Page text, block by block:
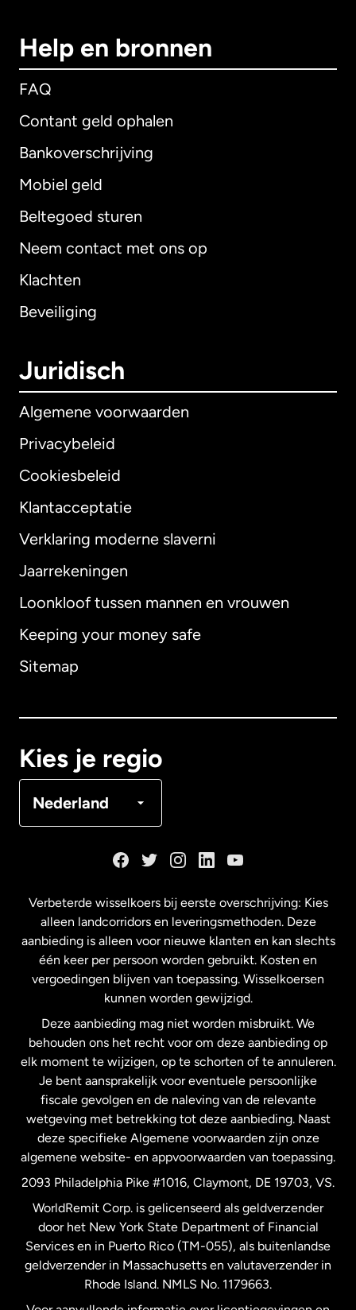
Help en bronnen
FAQ
Contant geld ophalen
Bankoverschrijving
Mobiel geld
Beltegoed sturen
Neem contact met ons op
Klachten
Beveiliging
Juridisch
Algemene voorwaarden
Privacybeleid
Cookiesbeleid
Klantacceptatie
Verklaring moderne slaverni
Jaarrekeningen
Loonkloof tussen mannen en vrouwen
Keeping your money safe
Sitemap
Kies je regio
Nederland
Internationaal English
Australië
Maleisië
Nederland
Nieuw-Zeeland
Spanje
Verenigd Koninkrijk
Verenigde Staten English
Verenigde Staten Español
Zweden
Verbeterde wisselkoers bij eerste overschrijving: Kies
alleen landcorridors en leveringsmethoden. Deze
aanbieding is alleen voor nieuwe klanten en kan slechts
één keer per persoon worden gebruikt. Kosten en
vergoedingen blijven van toepassing. Wisselkoersen
kunnen worden gewijzigd.
Deze aanbieding mag niet worden misbruikt. We
behouden ons het recht voor om deze aanbieding op
elk moment te wijzigen, op te schorten of te annuleren.
Je bent aansprakelijk voor eventuele persoonlijke
fiscale gevolgen en de naleving van de relevante
wetgeving met betrekking tot deze aanbieding. Naast
deze specifieke Algemene voorwaarden zijn onze
algemene website- en appvoorwaarden van toepassing.
2093 Philadelphia Pike #1016, Claymont, DE 19703, VS.
WorldRemit Corp. is gelicenseerd als geldverzender
door het New York State Department of Financial
Services en in Puerto Rico (TM-055), als buitenlandse
geldverzender in Massachusetts en valutaverzender in
Rhode Island. NMLS No. 1179663.